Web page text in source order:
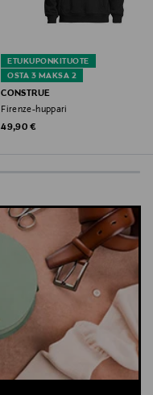
OSTA 3 MAKSA 2
ETUKUPONKITUOTE
CONSTRUE
Firenze-huppari
Original Price
49,90 €